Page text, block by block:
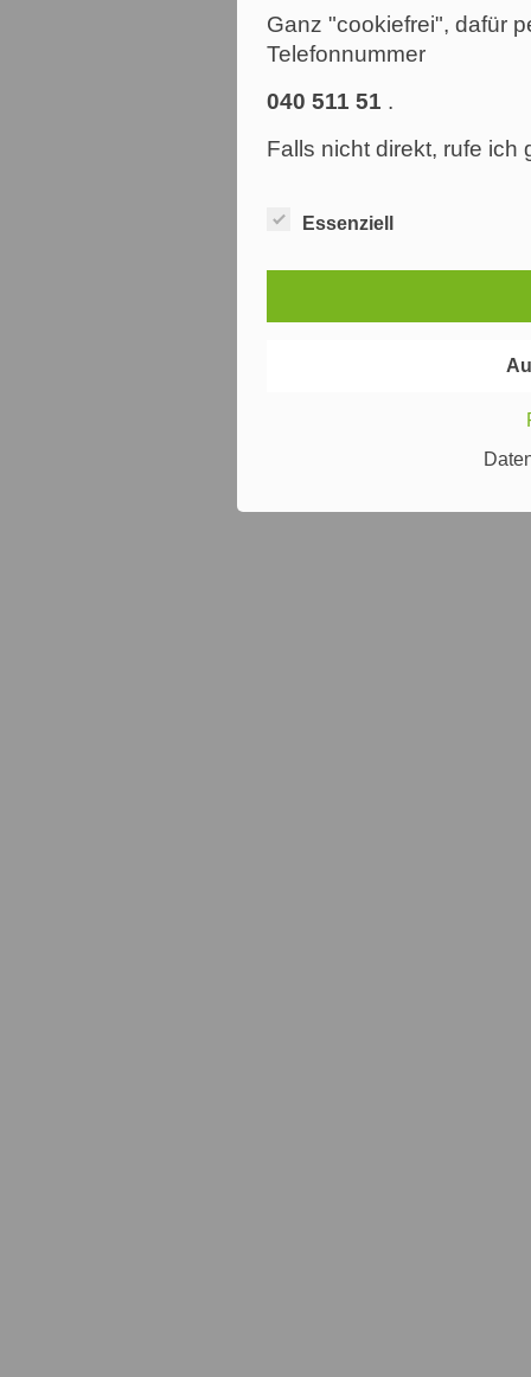
Ganz "cookiefrei", dafür
Telefonnummer
040 511 51 .
Falls nicht direkt, rufe ich
Essenziell